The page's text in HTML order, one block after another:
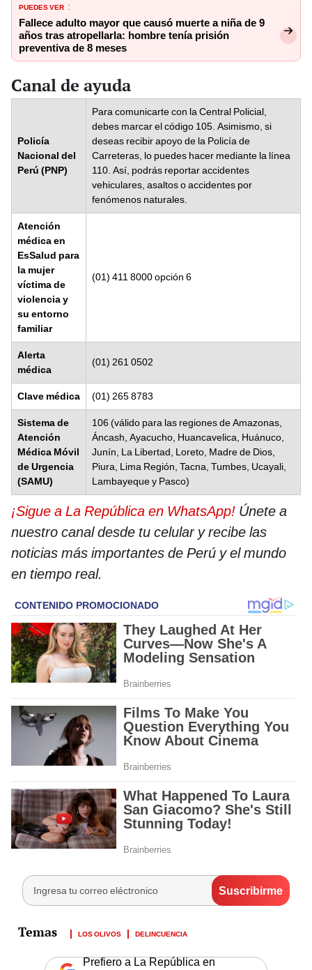
PUEDES VER :
Fallece adulto mayor que causó muerte a niña de 9
años tras atropellarla: hombre tenía prisión
preventiva de 8 meses
Canal de ayuda
Policía
Nacional del
Perú (PNP)
Para comunicarte con la Central Policial,
debes marcar el código 105. Asimismo, si
deseas recibir apoyo de la Policía de
Carreteras, lo puedes hacer mediante la línea
110. Así, podrás reportar accidentes
vehiculares, asaltos o accidentes por
fenómenos naturales.
Atención
médica en
EsSalud para
la mujer
víctima de
violencia y
su entorno
familiar
(01) 411 8000 opción 6
Alerta
médica
(01) 261 0502
Clave médica (01) 265 8783
Sistema de
Atención
Médica Móvil
de Urgencia
(SAMU)
106 (válido para las regiones de Amazonas,
Áncash, Ayacucho, Huancavelica, Huánuco,
Junín, La Libertad, Loreto, Madre de Dios,
Piura, Lima Región, Tacna, Tumbes, Ucayali,
Lambayeque y Pasco)
¡Sigue a La República en WhatsApp! Únete a
nuestro canal desde tu celular y recibe las
noticias más importantes de Perú y el mundo
en tiempo real.
LOS OLIVOS DELINCUENCIA
Prefiero a La República en